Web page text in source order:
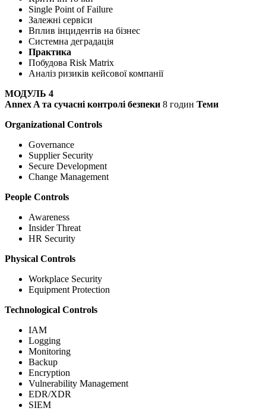
Single Point of Failure
Залежні сервіси
Вплив інцидентів на бізнес
Системна деградація
Практика
Побудова Risk Matrix
Аналіз ризиків кейсової компанії
МОДУЛЬ 4
Annex A та сучасні контролі безпеки 8 годин Теми
Organizational Controls
Governance
Supplier Security
Secure Development
Change Management
People Controls
Awareness
Insider Threat
HR Security
Physical Controls
Workplace Security
Equipment Protection
Technological Controls
IAM
Logging
Monitoring
Backup
Encryption
Vulnerability Management
EDR/XDR
SIEM